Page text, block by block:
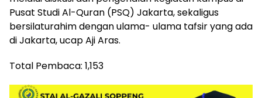
Pusat Studi Al-Quran (PSQ) Jakarta, sekaligus
bersilaturahim dengan ulama- ulama tafsir yang ada
di Jakarta, ucap Aji Aras.
Total Pembaca: 1,153